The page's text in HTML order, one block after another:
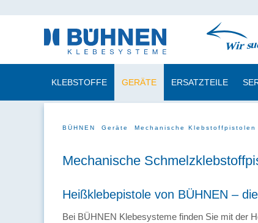
KLEBSTOFFE GERÄTE ERSATZTEILE
BÜHNEN Geräte Mechanische Klebstoffpistolen
Mechanische
Heißklebepistole von BÜHNEN –
Bei BÜHNEN Klebesysteme finden Sie mit der